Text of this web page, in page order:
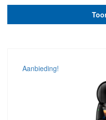
Aanbieding!